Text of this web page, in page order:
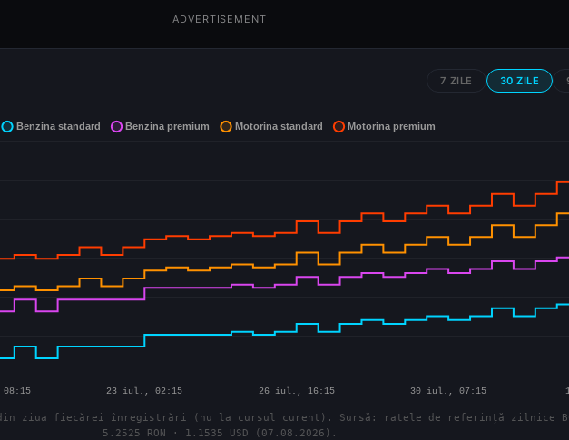
ADVERTISEMENT
7 ZILE 30 ZILE
ziua fiecărei înregistrări (nu la cursul curent). Sursă: ratele de referință zilnice
5.2525 RON · 1.1535 USD (07.08.2026).